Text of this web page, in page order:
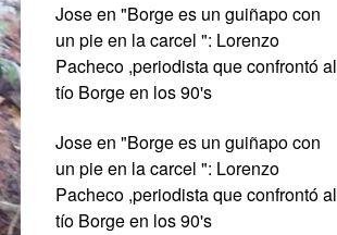
Joseen "Borge es un guiñapo con
un pie en la carcel ": Lorenzo
Pacheco ,periodista que confrontó al
tío Borge en los 90's
Joseen "Borge es un guiñapo con
un pie en la carcel ": Lorenzo
Pacheco ,periodista que confrontó al
tío Borge en los 90's